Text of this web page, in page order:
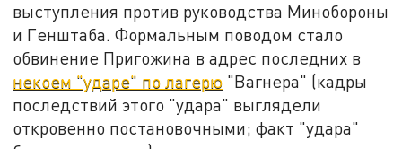
выступления против руководства Минобороны
и Генштаба. Формальным поводом стало
обвинение Пригожина в адрес последних в
некоем "ударе" по лагерю "Вагнера" (кадры
последствий этого "удара" выглядели
откровенно постановочными; факт "удара"